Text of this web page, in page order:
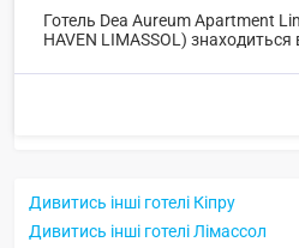
Готель Dea Aureum Apartment
HAVEN LIMASSOL) знаходиться
Дивитись інші готелі Кіпру
Дивитись інші готелі Лімассол